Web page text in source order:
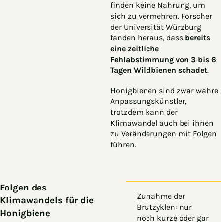
finden keine Nahrung, um
sich zu vermehren. Forscher
der Universität Würzburg
fanden heraus, dass bereits
eine zeitliche
Fehlabstimmung von 3 bis 6
Tagen Wildbienen schadet.
Honigbienen sind zwar wahre
Anpassungskünstler,
trotzdem kann der
Klimawandel auch bei ihnen
zu Veränderungen mit Folgen
führen.
Folgen des
Klimawandels für die
Honigbiene
Zunahme der
Brutzyklen: nur
noch kurze oder gar